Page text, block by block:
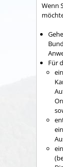
Wenn
Für